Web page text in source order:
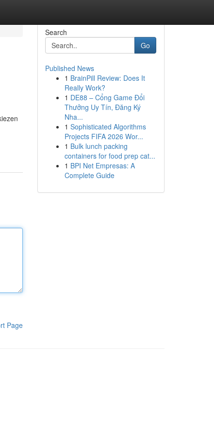
Page
Search
Go
Published News
1 BrainPill Review: Does It
Really Work?
1 DE88 – Cổng Game Đổi
Thưởng Uy Tín, Đăng Ký
Nha...
1 Sophisticated Algorithms
Projects FIFA 2026 Wor...
1 Bulk lunch packing
containers for food prep cat...
1 BPI Net Empresas: A
Complete Guide